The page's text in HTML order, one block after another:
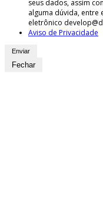
seus dados, assim
alguma dúvida, entre
eletrônico
Aviso de Privacidade
Fechar